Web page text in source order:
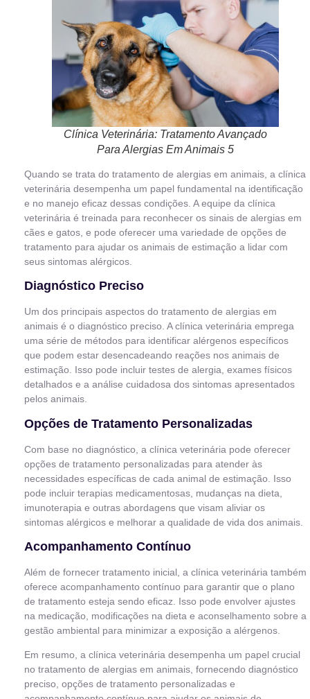
Clínica Veterinária: Tratamento Avançado
Para Alergias Em Animais 5
Quando se trata do tratamento de alergias em animais, a clínica
veterinária desempenha um papel fundamental na identificação
e no manejo eficaz dessas condições. A equipe da clínica
veterinária é treinada para reconhecer os sinais de alergias em
cães e gatos, e pode oferecer uma variedade de opções de
tratamento para ajudar os animais de estimação a lidar com
seus sintomas alérgicos.
Diagnóstico Preciso
Um dos principais aspectos do tratamento de alergias em
animais é o diagnóstico preciso. A clínica veterinária emprega
uma série de métodos para identificar alérgenos específicos
que podem estar desencadeando reações nos animais de
estimação. Isso pode incluir testes de alergia, exames físicos
detalhados e a análise cuidadosa dos sintomas apresentados
pelos animais.
Opções de Tratamento Personalizadas
Com base no diagnóstico, a clínica veterinária pode oferecer
opções de tratamento personalizadas para atender às
necessidades específicas de cada animal de estimação. Isso
pode incluir terapias medicamentosas, mudanças na dieta,
imunoterapia e outras abordagens que visam aliviar os
sintomas alérgicos e melhorar a qualidade de vida dos animais.
Acompanhamento Contínuo
Além de fornecer tratamento inicial, a clínica veterinária também
oferece acompanhamento contínuo para garantir que o plano
de tratamento esteja sendo eficaz. Isso pode envolver ajustes
na medicação, modificações na dieta e aconselhamento sobre a
gestão ambiental para minimizar a exposição a alérgenos.
Em resumo, a clínica veterinária desempenha um papel crucial
no tratamento de alergias em animais, fornecendo diagnóstico
preciso, opções de tratamento personalizadas e